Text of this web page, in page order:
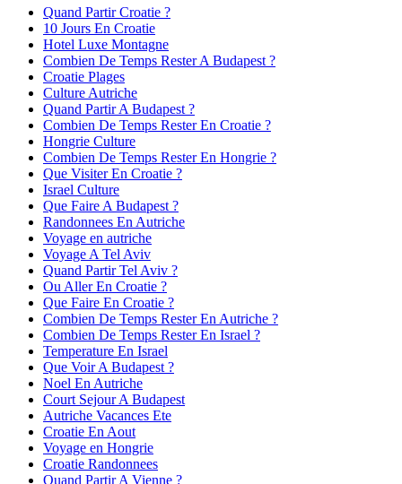
Quand Partir Croatie ?
10 Jours En Croatie
Hotel Luxe Montagne
Combien De Temps Rester A Budapest ?
Croatie Plages
Culture Autriche
Quand Partir A Budapest ?
Combien De Temps Rester En Croatie ?
Hongrie Culture
Combien De Temps Rester En Hongrie ?
Que Visiter En Croatie ?
Israel Culture
Que Faire A Budapest ?
Randonnees En Autriche
Voyage en autriche
Voyage A Tel Aviv
Quand Partir Tel Aviv ?
Ou Aller En Croatie ?
Que Faire En Croatie ?
Combien De Temps Rester En Autriche ?
Combien De Temps Rester En Israel ?
Temperature En Israel
Que Voir A Budapest ?
Noel En Autriche
Court Sejour A Budapest
Autriche Vacances Ete
Croatie En Aout
Voyage en Hongrie
Croatie Randonnees
Quand Partir A Vienne ?